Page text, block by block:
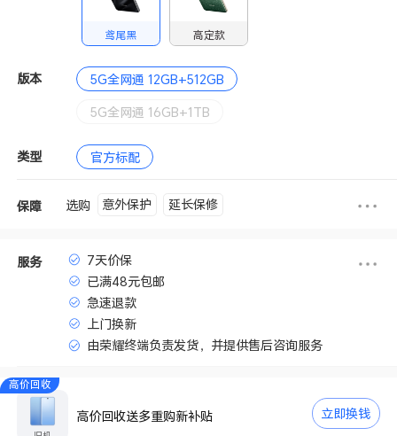
鸢尾黑 高定款
版本 5G全网通 12GB+512GB
5G全网通 16GB+1TB
类型 官方标配
保障 选购 意外保护 延长保修
服务
7天价保
已满48元包邮
急速退款
上门换新
由荣耀终端负责发货，并提供售后咨询服务
高价回收
高价回收送多重购新补贴 立即换钱